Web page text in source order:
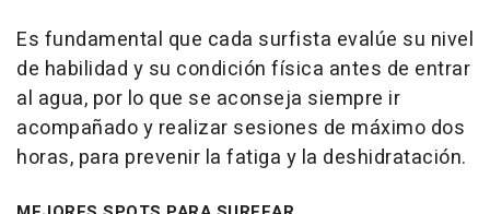
Es fundamental que cada surfista evalúe su nivel
de habilidad y su condición física antes de entrar
al agua, por lo que se aconseja siempre ir
acompañado y realizar sesiones de máximo dos
horas, para prevenir la fatiga y la deshidratación.